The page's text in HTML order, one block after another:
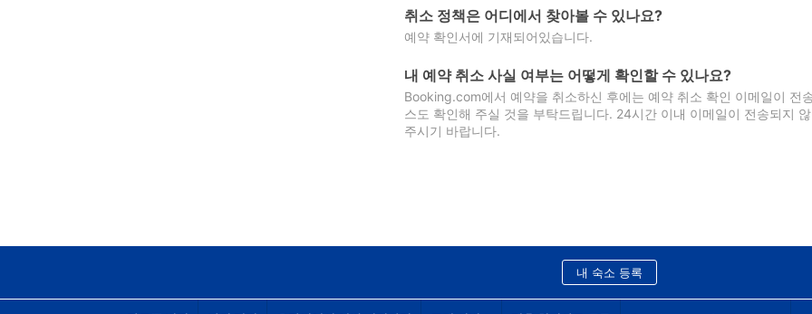
취소 정책은 어디에서 찾아볼 수 있나요?
예약 확인서에 기재되어있습니다.
내 예약 취소 사실 여부는 어떻게 확인할 수 있나요?
Booking.com에서 예약을 취소하신 후에는 예약 취소 확인 이메일이 전
스도 확인해 주실 것을 부탁드립니다. 24시간 이내 이메일이 전송되지
주시기 바랍니다.
내 숙소 등록